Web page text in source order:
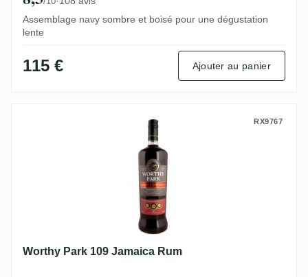
Assemblage navy sombre et boisé pour une dégustation
lente
115 € Ajouter au panier
Worthy Park 109 Jamaica Rum RX9767
Worthy Park 109 Jamaica Rum